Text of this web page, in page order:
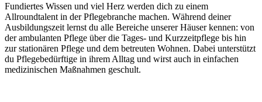
Fundiertes Wissen und viel Herz werden dich zu einem
Allroundtalent in der Pflegebranche machen. Während deiner
Ausbildungszeit lernst du alle Bereiche unserer Häuser kennen: von
der ambulanten Pflege über die Tages- und Kurzzeitpflege bis hin
zur stationären Pflege und dem betreuten Wohnen. Dabei unterstützt
du Pflegebedürftige in ihrem Alltag und wirst auch in einfachen
medizinischen Maßnahmen geschult.